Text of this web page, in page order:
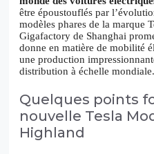
être époustouflés par
modèles phares de la marque
Gigafactory de Shanghai
donne en matière de mobilité
une production
distribution à échelle mondiale.
Quelques points
nouvelle Tesla
Highland